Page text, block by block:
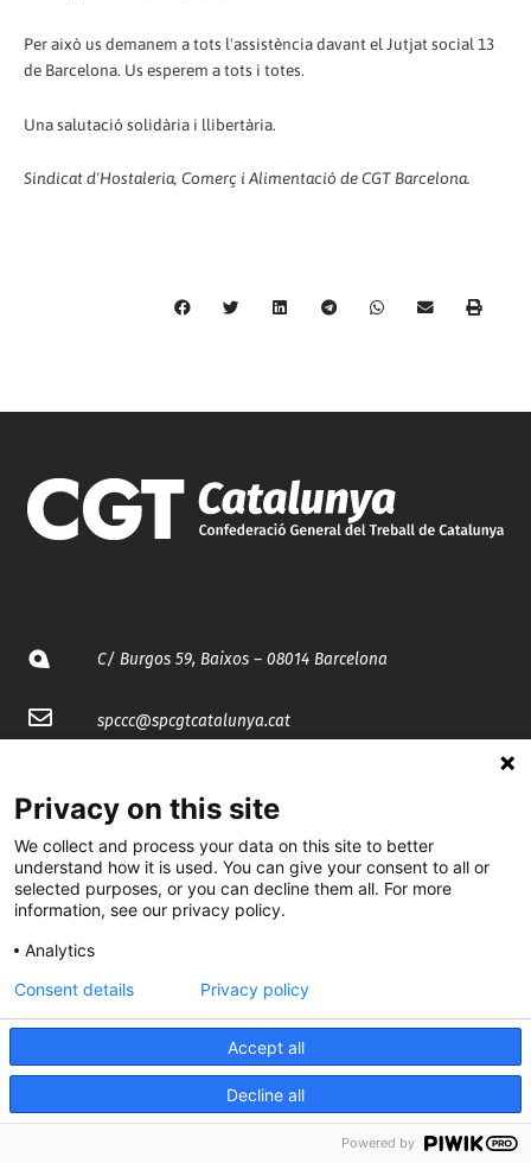
Per això us demanem a tots l'assistència davant el Jutjat social 13
de Barcelona. Us esperem a tots i totes.
Una salutació solidària i llibertària.
Sindicat d'Hostaleria, Comerç i Alimentació de CGT Barcelona.
C/ Burgos 59, Baixos – 08014 Barcelona
spccc@spcgtcatalunya.cat
@CGTCatalunya
cgtcatalunya
cgtcatalunya
Desenvolupat per
Privacy on this site
We collect and process your data on this site to better
understand how it is used. You can give your consent to all or
selected purposes, or you can decline them all. For more
information, see our privacy policy.
Analytics
Accept all
Decline all
Consent details Privacy policy
Powered by